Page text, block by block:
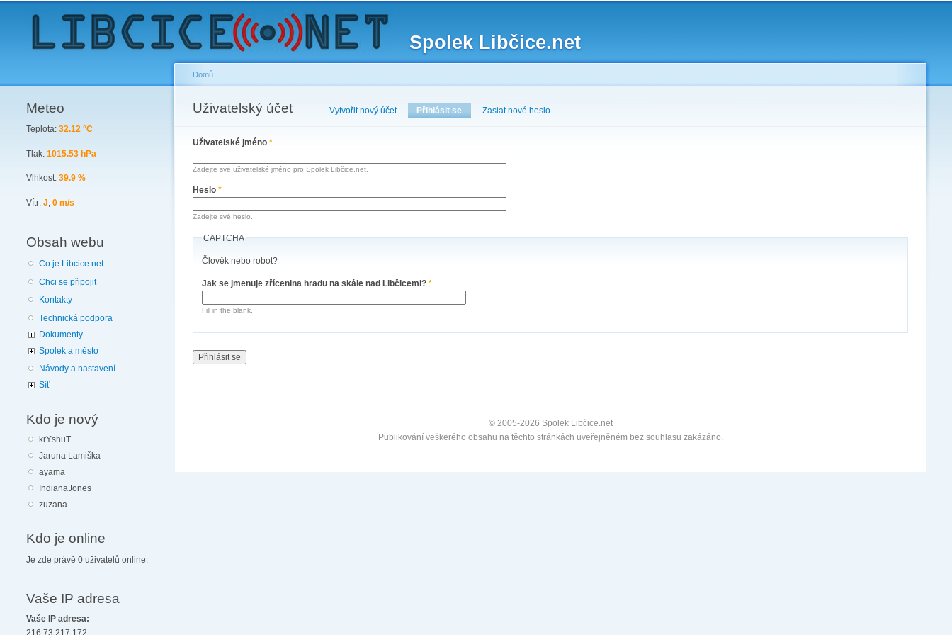
content
Spolek Libčice.net
Meteo
Teplota: 32.12 °C
Tlak: 1015.53 hPa
Vlhkost: 39.9 %
Vítr: J, 0 m/s
Obsah webu
Co je Libcice.net
Chci se připojit
Kontakty
Technická podpora
Dokumenty
Spolek a město
Návody a nastavení
Síť
Kdo je nový
krYshuT
Jaruna Lamiška
ayama
IndianaJones
zuzana
Kdo je online
Je zde právě 0 uživatelů online.
Vaše IP adresa
Vaše IP adresa:
You are here
Domů
Uživatelský účet
Primary tabs Vytvořit nový účet Přihlásit se (active tab)
Zaslat nové heslo
Uživatelské jméno *
Zadejte své uživatelské jméno pro Spolek Libčice.net.
Heslo *
Zadejte své heslo.
CAPTCHA
Člověk nebo robot?
Jak se jmenuje zřícenina hradu na skále nad Libčicemi?*
Fill in the blank.
© 2005-2026 Spolek Libčice.net
Publikování veškerého obsahu na těchto stránkách uveřejněném bez souhlasu zakázáno.